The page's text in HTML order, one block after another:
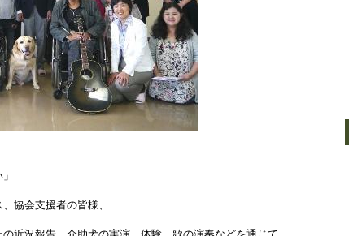
協会支援者の皆様、